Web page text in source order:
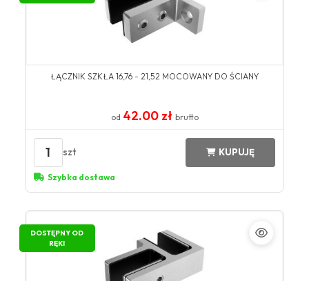
ŁĄCZNIK SZKŁA 16,76 - 21,52 MOCOWANY DO ŚCIANY
od 42.00 zł brutto
1 szt KUPUJĘ
Szybka dostawa
DOSTĘPNY OD
RĘKI